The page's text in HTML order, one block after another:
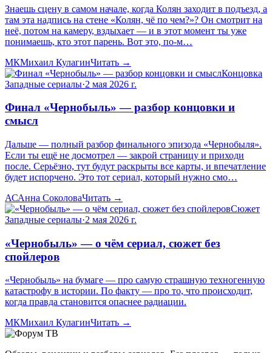
Знаешь сцену в самом начале, когда Колян заходит в подъезд, а
там эта надпись на стене «Колян, чё по чем?»? Он смотрит на
неё, потом на камеру, вздыхает — и в этот момент ты уже
понимаешь, кто этот парень. Вот это, по-м…
МКМихаил КулагинЧитать →
Концовка
Западные сериалы·2 мая 2026 г.
Финал «Чернобыль» — разбор концовки и
смысл
Дальше — полный разбор финального эпизода «Чернобыля».
Если ты ещё не досмотрел — закрой страницу и приходи
после. Серьёзно, тут будут раскрыты все карты, и впечатление
будет испорчено. Это тот сериал, который нужно смо…
АСАнна СоколоваЧитать →
Сюжет
Западные сериалы·2 мая 2026 г.
«Чернобыль» — о чём сериал, сюжет без
спойлеров
«Чернобыль» на бумаге — про самую страшную техногенную
катастрофу в истории. По факту — про то, что происходит,
когда правда становится опаснее радиации.
МКМихаил КулагинЧитать →